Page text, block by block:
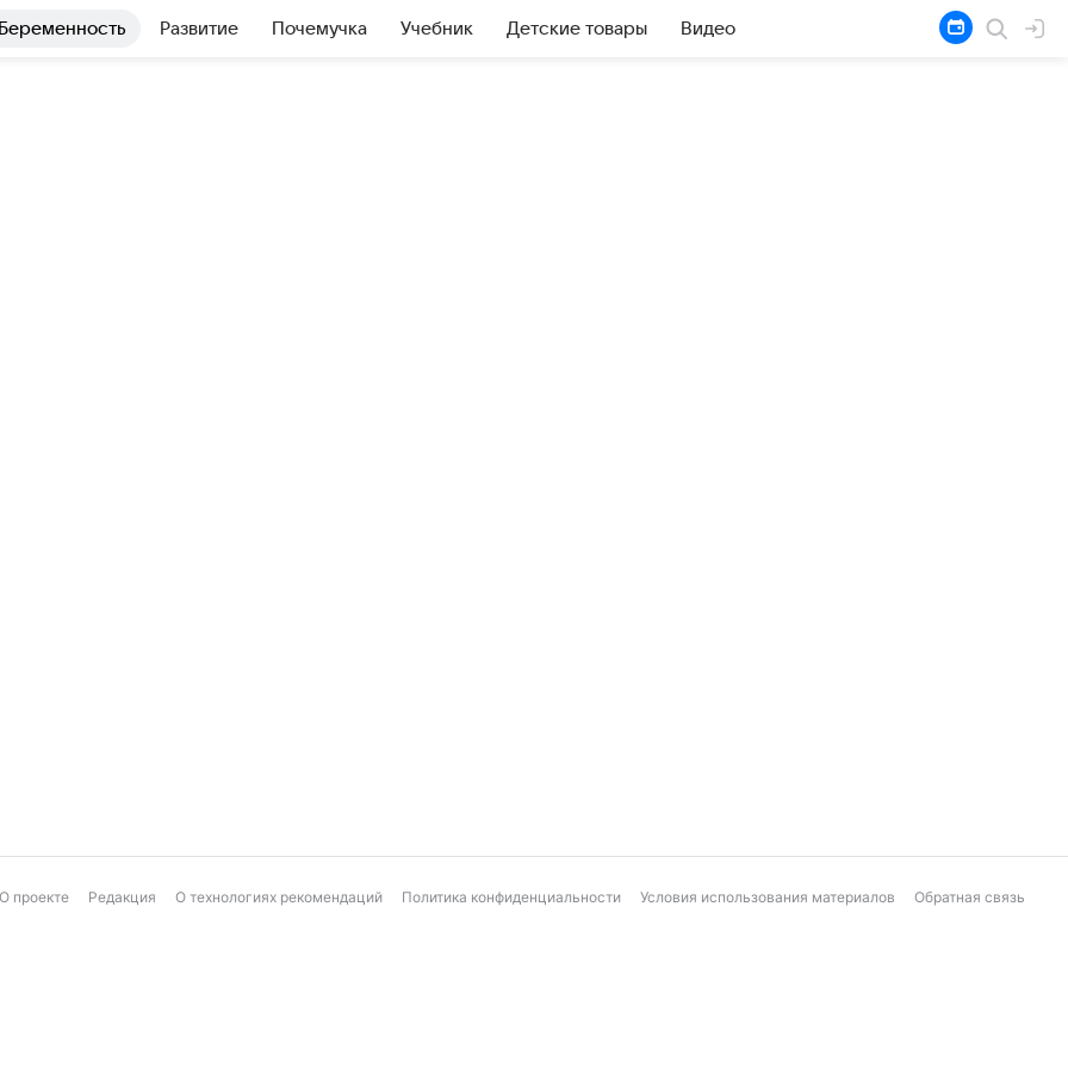
Беременность Развитие Почемучка Учебник Детские товары Видео
О проекте Редакция О технологиях рекомендаций Политика конфиденциальности Условия использования материалов Обратная связь